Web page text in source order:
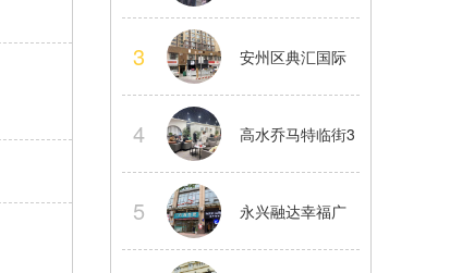
3 安州区典汇国际
4 高水乔马特临街3
5 永兴融达幸福广